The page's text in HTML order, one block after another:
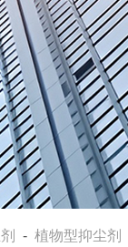
- 植物型抑尘剂